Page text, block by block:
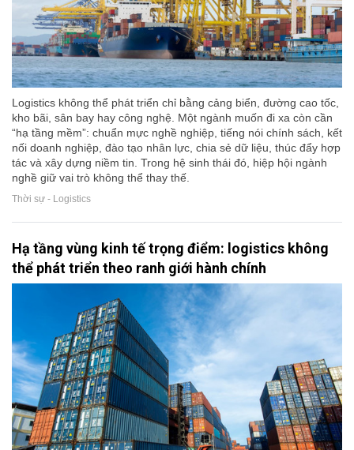
Logistics không thể phát triển chỉ bằng cảng biển, đường cao tốc,
kho bãi, sân bay hay công nghệ. Một ngành muốn đi xa còn cần
“hạ tầng mềm”: chuẩn mực nghề nghiệp, tiếng nói chính sách, kết
nối doanh nghiệp, đào tạo nhân lực, chia sẻ dữ liệu, thúc đẩy hợp
tác và xây dựng niềm tin. Trong hệ sinh thái đó, hiệp hội ngành
nghề giữ vai trò không thể thay thế.
Thời sự - Logistics
Hạ tầng vùng kinh tế trọng điểm: logistics không
thể phát triển theo ranh giới hành chính